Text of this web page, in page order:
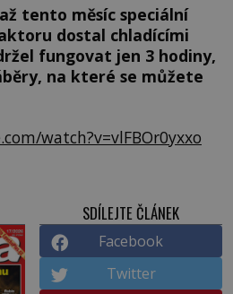
tento měsíc speciální
dostal chladícími
fungovat jen 3 hodiny,
na které se můžete
watch?v=vlFBOr0yxxo
SDÍLEJTE ČLÁNEK
Facebook
Twitter